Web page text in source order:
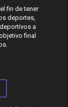
fin de tener
deportes,
a
final